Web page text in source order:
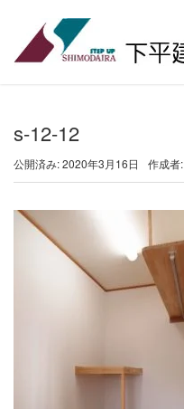
s-12-12
公開済み: 2020年3月16日 作成者: